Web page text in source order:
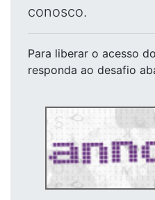
conosco.
Para liberar o acesso
responda ao desafio